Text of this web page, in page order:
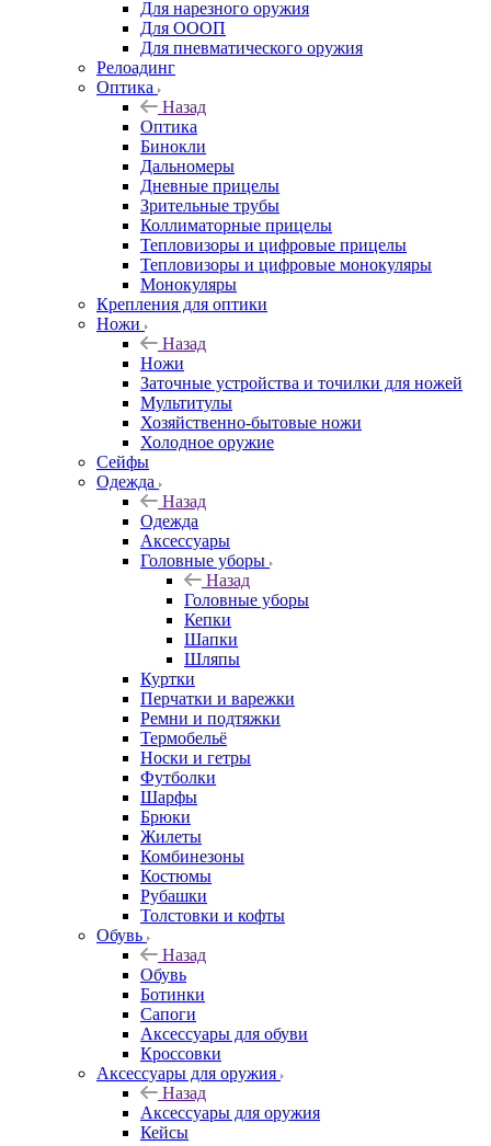
Для нарезного оружия
Для ОООП
Для пневматического оружия
Релоадинг
Оптика
Назад
Оптика
Бинокли
Дальномеры
Дневные прицелы
Зрительные трубы
Коллиматорные прицелы
Тепловизоры и цифровые прицелы
Тепловизоры и цифровые монокуляры
Монокуляры
Крепления для оптики
Ножи
Назад
Ножи
Заточные устройства и точилки для ножей
Мультитулы
Хозяйственно-бытовые ножи
Холодное оружие
Сейфы
Одежда
Назад
Одежда
Аксессуары
Головные уборы
Назад
Головные уборы
Кепки
Шапки
Шляпы
Куртки
Перчатки и варежки
Ремни и подтяжки
Термобельё
Носки и гетры
Футболки
Шарфы
Брюки
Жилеты
Комбинезоны
Костюмы
Рубашки
Толстовки и кофты
Обувь
Назад
Обувь
Ботинки
Сапоги
Аксессуары для обуви
Кроссовки
Аксессуары для оружия
Назад
Аксессуары для оружия
Кейсы